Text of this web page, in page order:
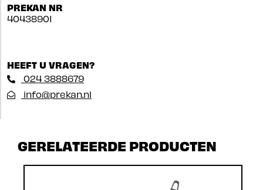
PREKAN NR
40438901
HEEFT U VRAGEN?
024 3888679
info@prekan.nl
GERELATEERDE PRODUCTEN